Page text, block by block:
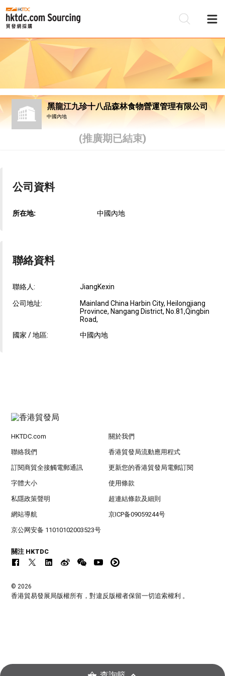
黑龍江九珍十八品森林食物營運管理有限公司
中國內地
(推廣期已結束)
公司資料
所在地: 中國內地
聯絡資料
聯絡人: JiangKexin
公司地址:
Mainland China Harbin City, Heilongjiang
Province, Nangang District, No.81,Qingbin
Road,
國家 / 地區:
中國內地
HKTDC.com 關於我們
聯絡我們 香港貿發局流動應用程式
訂閱商貿全接觸電郵通訊 更新您的香港貿發局電郵訂閱
字體大小 使用條款
私隱政策聲明 超連結條款及細則
網站導航 京ICP备09059244号
京公网安备 11010102003523号
關注 HKTDC
© 2026
香港貿易發展局版權所有，對違反版權者保留一切追索權利 。